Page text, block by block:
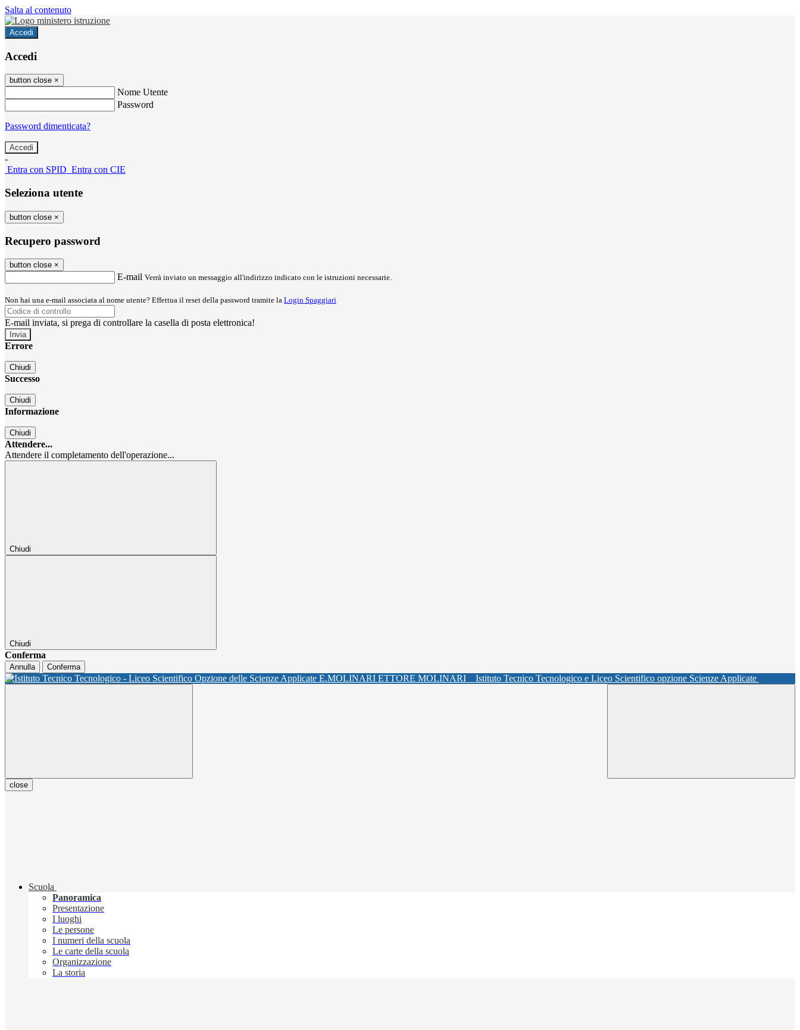
Salta al contenuto
Accedi
Accedi
button close ×
Nome Utente
Password
Password dimenticata?
-
Entra con SPID Entra con CIE
Seleziona utente
button close ×
Recupero password
button close ×
E-mail Verrà inviato un messaggio all'indirizzo indicato con le istruzioni necessarie.
Non hai una e-mail associata al nome utente? Effettua il reset della password tramite la Login Spaggiari
E-mail inviata, si prega di controllare la casella di posta elettronica!
Errore
Chiudi
Successo
Chiudi
Informazione
Chiudi
Attendere...
Attendere il completamento dell'operazione...
Chiudi
Chiudi
Conferma
Annulla Conferma
ETTORE MOLINARI Istituto Tecnico Tecnologico e Liceo Scientifico opzione Scienze Applicate
close
Scuola
Panoramica
Presentazione
I luoghi
Le persone
I numeri della scuola
Le carte della scuola
Organizzazione
La storia